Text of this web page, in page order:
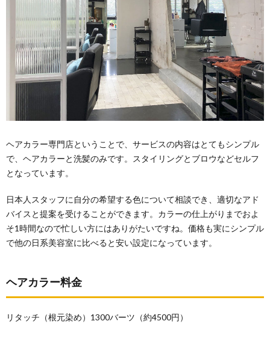
ヘアカラー専門店ということで、サービスの内容はとてもシンプル
で、ヘアカラーと洗髪のみです。スタイリングとブロウなどセルフ
となっています。
日本人スタッフに自分の希望する色について相談でき、適切なアド
バイスと提案を受けることができます。カラーの仕上がりまでおよ
そ1時間なので忙しい方にはありがたいですね。価格も実にシンプル
で他の日系美容室に比べると安い設定になっています。
ヘアカラー料金
リタッチ（根元染め）1300バーツ（約4500円）